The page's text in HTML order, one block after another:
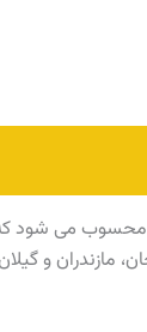
می شود که
مازندران و